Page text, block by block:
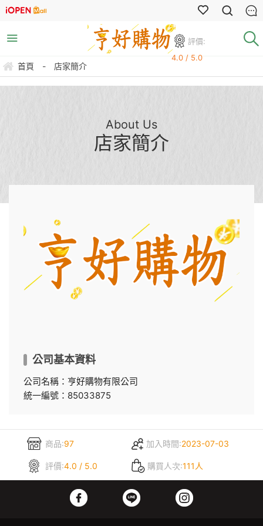
評價:
4.0 / 5.0
首頁 - 店家簡介
About Us
店家簡介
公司基本資料
公司名稱：亨好購物有限公司
統一編號：85033875
商品:97 加入時間:2023-07-03
評價:4.0 / 5.0 購買人次:111人